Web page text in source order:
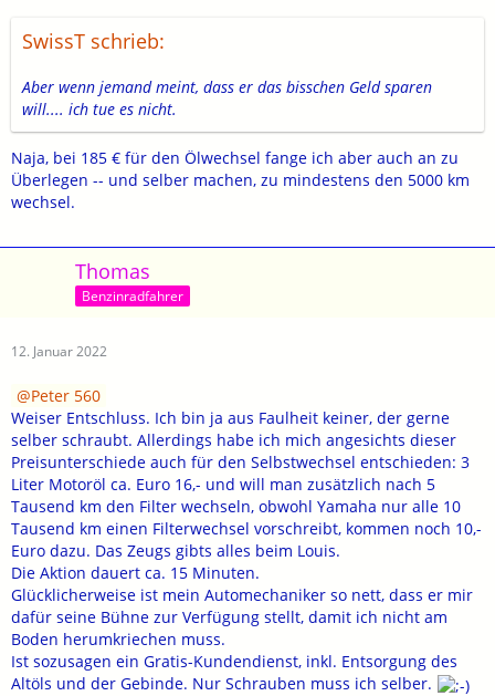
SwissT schrieb:
Aber wenn jemand meint, dass er das bisschen Geld sparen
will.... ich tue es nicht.
Naja, bei 185 € für den Ölwechsel fange ich aber auch an zu
Überlegen -- und selber machen, zu mindestens den 5000 km
wechsel.
Thomas
Benzinradfahrer
12. Januar 2022
Peter 560
Weiser Entschluss. Ich bin ja aus Faulheit keiner, der gerne
selber schraubt. Allerdings habe ich mich angesichts dieser
Preisunterschiede auch für den Selbstwechsel entschieden: 3
Liter Motoröl ca. Euro 16,- und will man zusätzlich nach 5
Tausend km den Filter wechseln, obwohl Yamaha nur alle 10
Tausend km einen Filterwechsel vorschreibt, kommen noch 10,-
Euro dazu. Das Zeugs gibts alles beim Louis.
Die Aktion dauert ca. 15 Minuten.
Glücklicherweise ist mein Automechaniker so nett, dass er mir
dafür seine Bühne zur Verfügung stellt, damit ich nicht am
Boden herumkriechen muss.
Ist sozusagen ein Gratis-Kundendienst, inkl. Entsorgung des
Altöls und der Gebinde. Nur Schrauben muss ich selber.